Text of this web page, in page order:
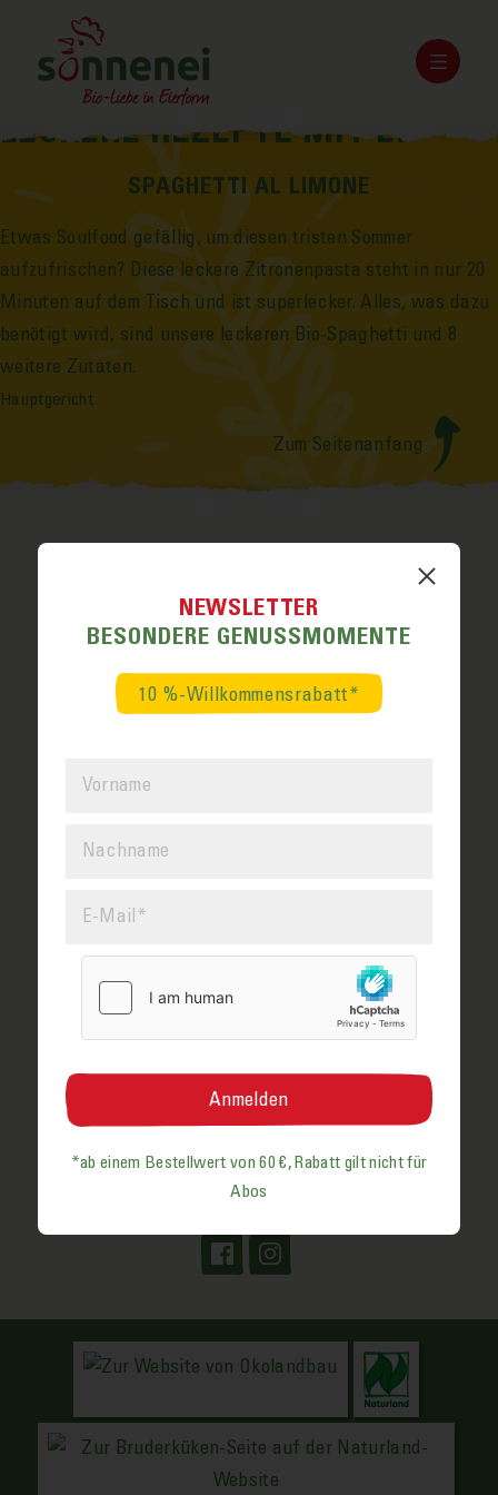
LECKERE REZEPTE MIT EI
SPAGHETTI AL LIMONE
Etwas Soulfood gefällig, um diesen tristen Sommer
aufzufrischen? Diese leckere Zitronen­pasta steht in nur 20
Minuten auf dem Tisch und ist super­lecker. Alles, was dazu
benötigt wird, sind unsere leckeren Bio-Spaghetti und 8
weitere Zutaten.
Hauptgericht
Zum Seitenanfang
www.mustergefluegelhof.de
NEWSLETTER
BESONDERE GENUSS­MOMENTE
10 %-Willkommensrabatt*
*ab einem Bestell­wert von 60 €, Rabatt gilt nicht für
Abos